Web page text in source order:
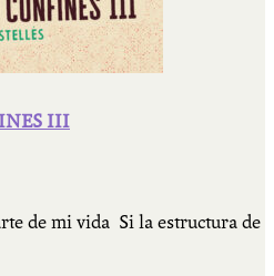
III
de mi vida Si la estructura de